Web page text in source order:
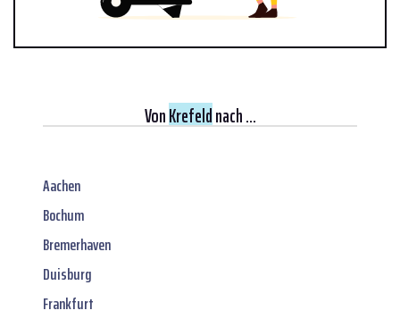
VonKrefeldnach ...
Aachen
Bochum
Bremerhaven
Duisburg
Frankfurt